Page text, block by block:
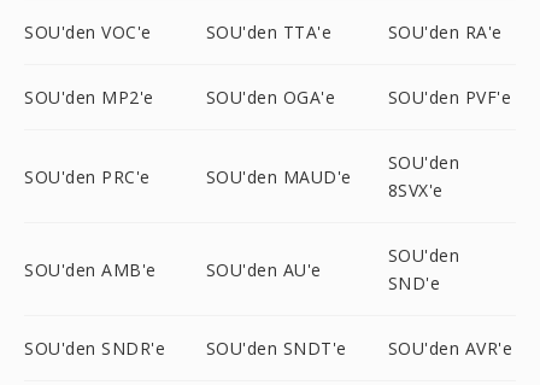
SOU'den VOC'e SOU'den TTA'e SOU'den RA'e
SOU'den MP2'e SOU'den OGA'e SOU'den PVF'e
SOU'den PRC'e SOU'den MAUD'e
SOU'den
8SVX'e
SOU'den AMB'e SOU'den AU'e
SOU'den
SND'e
SOU'den SNDR'e SOU'den SNDT'e SOU'den AVR'e